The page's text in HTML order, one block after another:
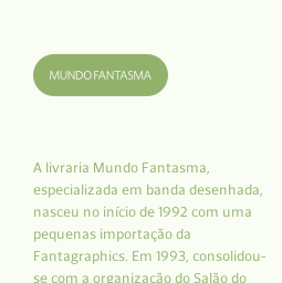
A livraria Mundo Fantasma,
especializada em banda desenhada,
nasceu no início de 1992 com uma
pequenas importação da
Fantagraphics. Em 1993, consolidou-
se com a organização do Salão do